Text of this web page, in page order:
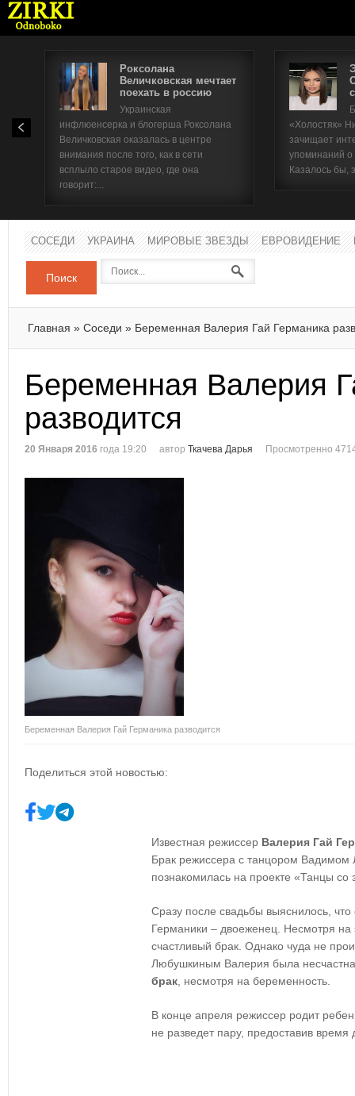
Роксолана
Величковская мечтает
поехать в россию
Украинская
инфлюенсерка и блогерша Роксолана
Величковская оказалась в центре
внимания после того, как в сети
всплыло старое видео, где она
говорит:...
«Холостяк»
зачищает
упоминаний
Казалось бы,
СОСЕДИ УКРАИНА МИРОВЫЕ ЗВЕЗДЫ ЕВРОВИДЕНИЕ
Поиск
Главная » Соседи » Беременная Валерия Гай Германика
Беременная Валерия
разводится
20 Января 2016 года 19:20 автор Ткачева Дарья Просмотренно
Беременная Валерия Гай Германика разводится
Поделиться этой новостью:
Известная режиссер Валерия Гай
Брак режиссера с танцором
познакомилась на проекте «Танцы
Сразу после свадьбы выяснилось,
Германики – двоеженец. Несмотря на
счастливый брак. Однако чуда не
Любушкиным Валерия была
брак , несмотря на беременность.
В конце апреля режиссер родит
не разведет пару, предоставив
Имя